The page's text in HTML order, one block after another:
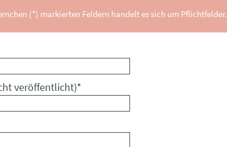
(*) markierten Feldern handelt es sich um Pflichtfelder.
veröffentlicht)*